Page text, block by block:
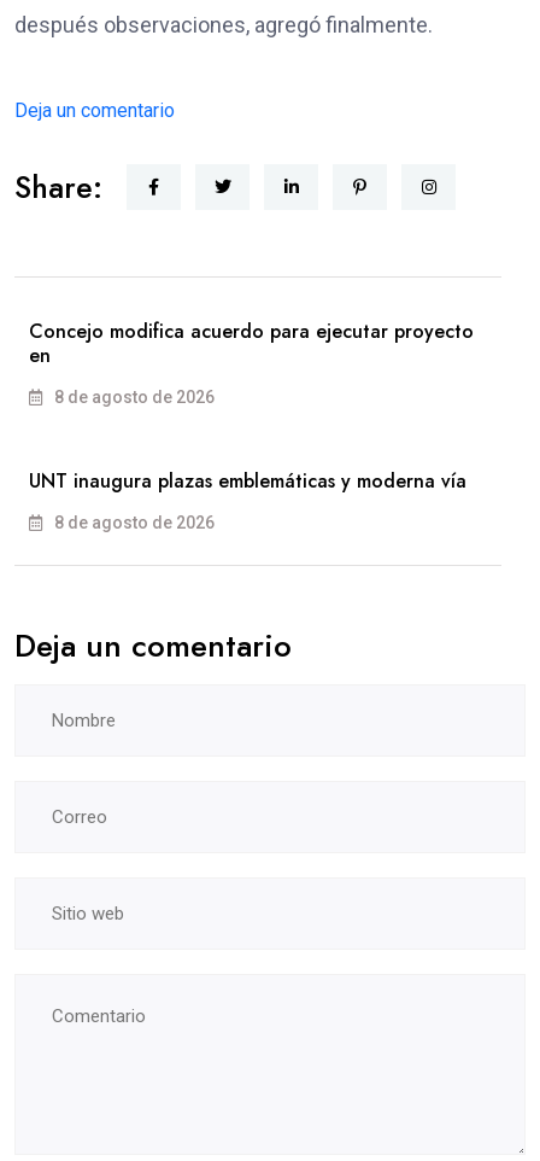
después observaciones, agregó finalmente.
Deja un comentario
Share:
Concejo modifica acuerdo para ejecutar proyecto
en
8 de agosto de 2026
UNT inaugura plazas emblemáticas y moderna vía
8 de agosto de 2026
Deja un comentario